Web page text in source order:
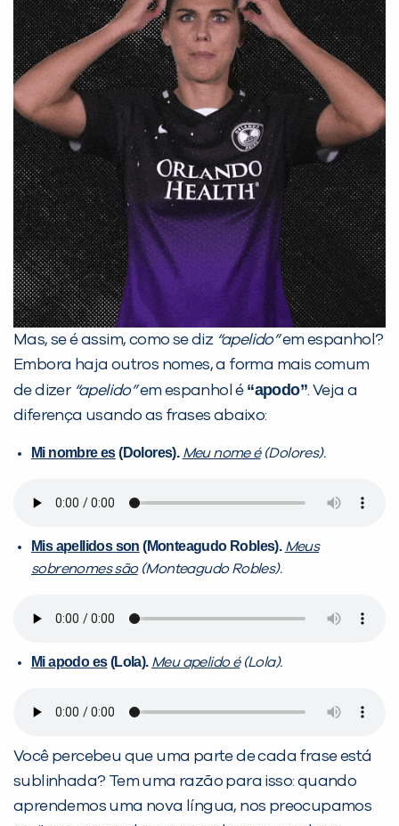
Mas, se é assim, como se diz “apelido”em espanhol?
Embora haja outros nomes, a forma mais comum
de dizer “apelido”em espanhol é “apodo”. Veja a
diferença usando as frases abaixo:
Mi nombre es(Dolores). Meu nome é(Dolores).
Mis apellidos son (Monteagudo Robles). Meus
sobrenomes são(Monteagudo Robles).
Mi apodo es(Lola). Meu apelido é(Lola).
Você percebeu que uma parte de cada frase está
sublinhada? Tem uma razão para isso: quando
aprendemos uma nova língua, nos preocupamos
Preencha com seus dados abaixo e
já vamos te colocar em contato
com a:
Você é aluno inFlux?
Sim Não
VOLTAR